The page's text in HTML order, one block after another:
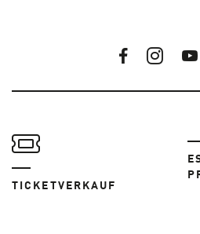
TICKETVERKAUF